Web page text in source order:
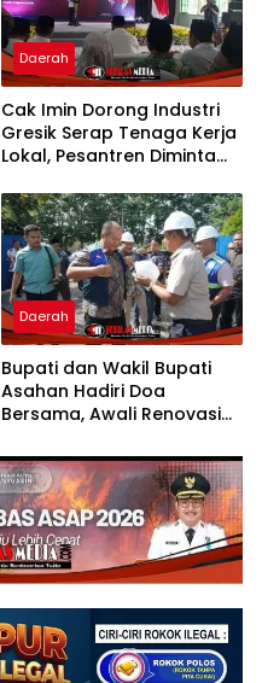
Daerah
Cak Imin Dorong Industri
Gresik Serap Tenaga Kerja
Lokal, Pesantren Diminta
Daerah
Bupati dan Wakil Bupati
Asahan Hadiri Doa
Bersama, Awali Renovasi